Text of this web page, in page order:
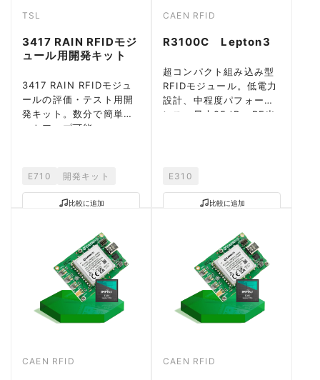
TSL
3417 RAIN RFIDモジ
ュール用開発キット
3417 RAIN RFIDモジュ
ールの評価・テスト用開
発キット。数分で簡単セ
ットアップ可能
E710 開発キット
比較に追加
CAEN RFID
R3100C Lepton3
超コンパクト組み込み型
RFIDモジュール。低電力
設計、中程度パフォーマ
ンス、最大25dBm RF出
E310
比較に追加
CAEN RFID CAEN RFID